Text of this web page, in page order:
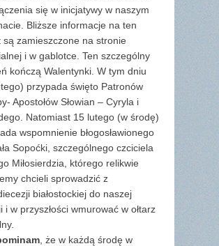
się w inicjatywy w naszym
Bliższe informacje na ten
są zamieszczone na stronie
i w gablotce. Ten szczególny
kończą Walentynki. W tym dniu
przypada święto Patronów
Apostołów Słowian – Cyryla i
Natomiast 15 lutego (w środę)
wspomnienie błogosławionego
Sopoćki, szczególnego czciciela
Miłosierdzia, którego relikwie
chcieli sprowadzić z
białostockiej do naszej
i w przyszłości wmurować w ołtarz
, że w każdą środę w